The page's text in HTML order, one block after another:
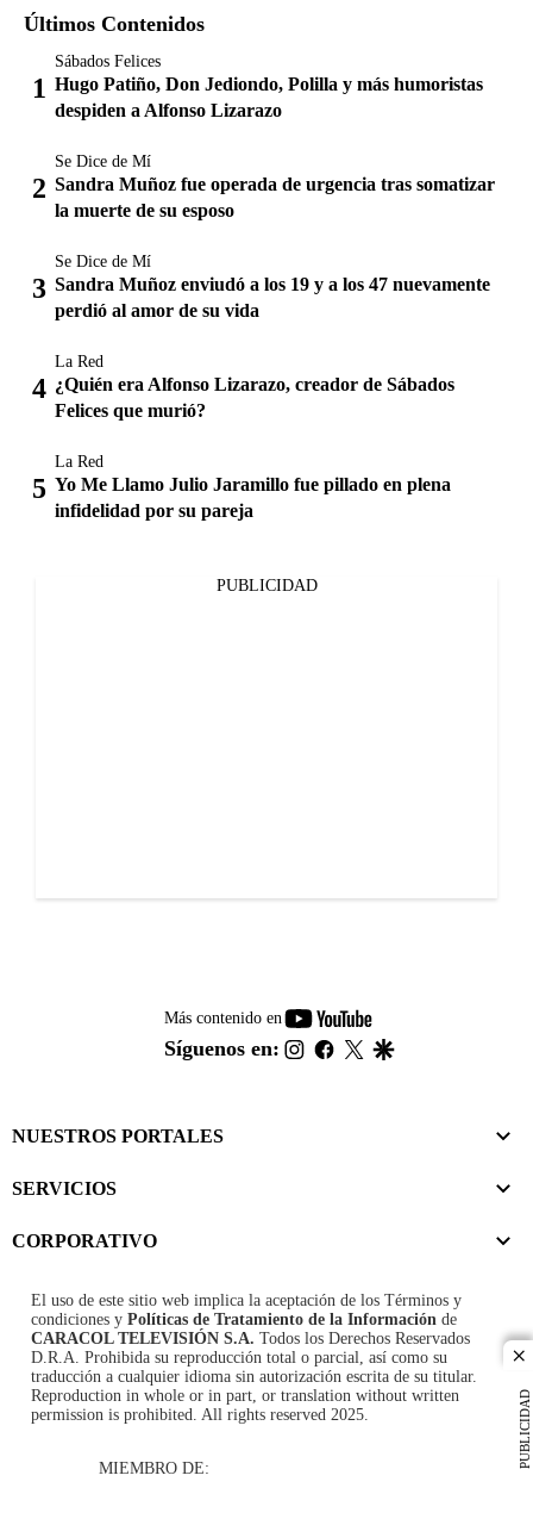
PUBLICIDAD
Últimos Contenidos
Sábados Felices
Hugo Patiño, Don Jediondo, Polilla y más humoristas
despiden a Alfonso Lizarazo
Se Dice de Mí
Sandra Muñoz fue operada de urgencia tras somatizar
la muerte de su esposo
Se Dice de Mí
Sandra Muñoz enviudó a los 19 y a los 47 nuevamente
perdió al amor de su vida
La Red
¿Quién era Alfonso Lizarazo, creador de Sábados
Felices que murió?
La Red
Yo Me Llamo Julio Jaramillo fue pillado en plena
infidelidad por su pareja
PUBLICIDAD
Más contenido en
youtube-
footer
Síguenos en: instagram
facebook
twitter
NUESTROS PORTALES
SERVICIOS
CORPORATIVO
El uso de este sitio web implica la aceptación de los Términos y
condiciones y Políticas de Tratamiento de la Información de
CARACOL TELEVISIÓN S.A. Todos los Derechos Reservados
D.R.A. Prohibida su reproducción total o parcial, así como su
traducción a cualquier idioma sin autorización escrita de su titular.
Reproduction in whole or in part, or translation without written
permission is prohibited. All rights reserved 2025.
MIEMBRO DE: